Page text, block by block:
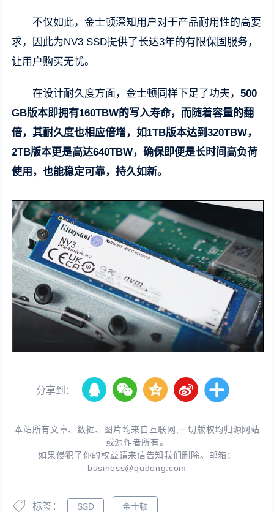
不仅如此，金士顿深知用户对于产品耐用性的高要
求，因此为NV3 SSD提供了长达3年的有限保固服务，
让用户购买无忧。
在设计耐久度方面，金士顿同样下足了功夫，500
GB版本即拥有160TBW的写入寿命，而随着容量的翻
倍，其耐久度也相应倍增，如1TB版本达到320TBW，
2TB版本更是高达640TBW，确保即便是长时间高负荷
使用，也能稳定可靠，持久如新。
分享到：
本站所有文章、数据、图片均来自互联网,一切版权均归源网站
或源作者所有。
如果侵犯了你的权益请来信告知我们删除。邮箱：
business@qudong.com
标签： SSD 金士顿